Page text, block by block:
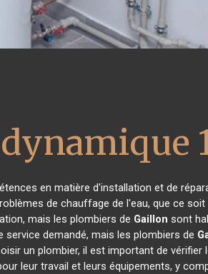
en matière d'installation et de
de chauffage de l'eau, que ce
mais les plombiers de Gaillon sont
demandé, mais les plombiers de
un plombier, il est important de
leur travail et leurs équipements, y